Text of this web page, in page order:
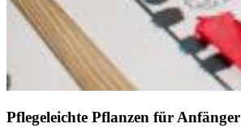
Pflegeleichte Pflanzen für Anfänger